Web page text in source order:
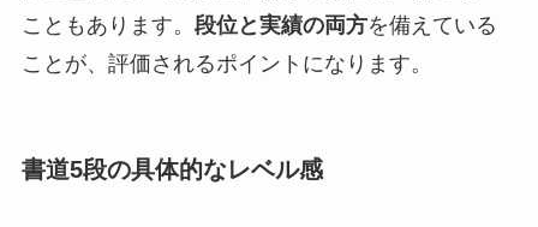
こともあります。 段位と実績の両方を備えている
ことが、評価されるポイントになります。
書道5段の具体的なレベル感